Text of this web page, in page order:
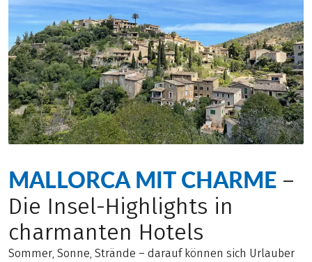
MALLORCA MIT CHARME –
Die Insel-Highlights in
charmanten Hotels
Sommer, Sonne, Strände – darauf können sich Urlauber